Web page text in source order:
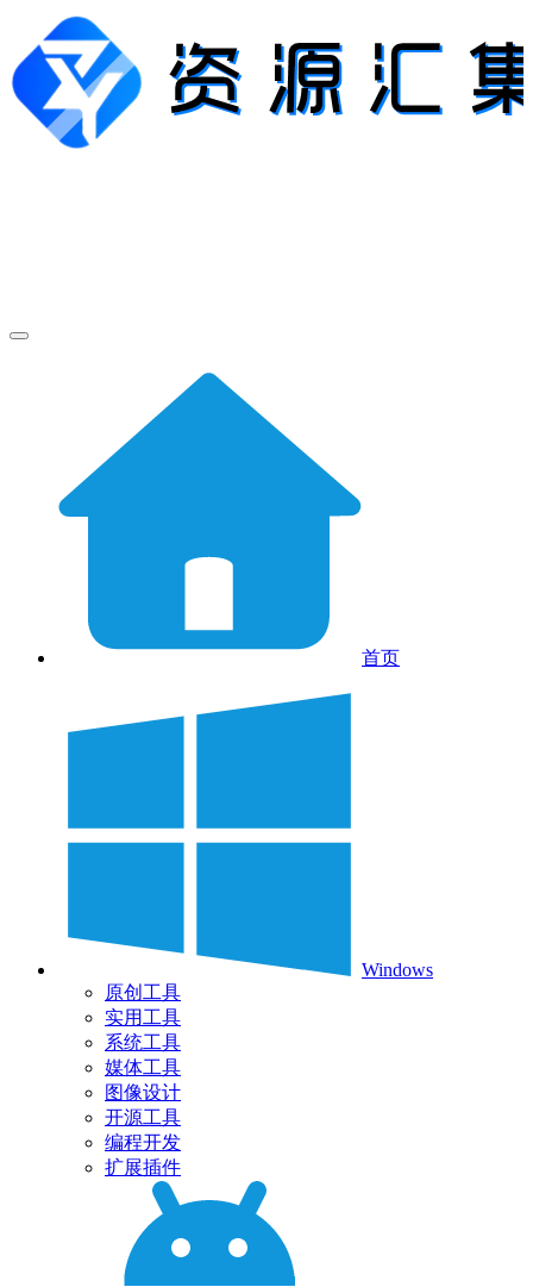
首页
Windows
原创工具
实用工具
系统工具
媒体工具
图像设计
开源工具
编程开发
扩展插件